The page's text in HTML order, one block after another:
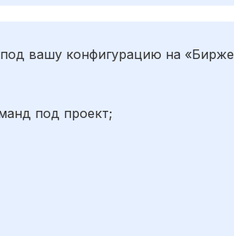
вашу конфигурацию на «Бирже
под проект;